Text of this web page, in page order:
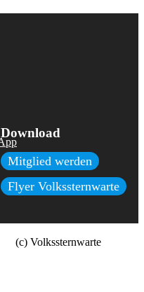
Download
Mitglied werden
Flyer Volkssternwarte
(c) Volkssternwarte